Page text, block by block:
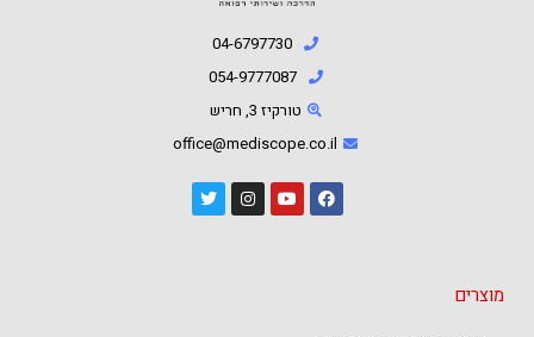
04-6797730
054-9777087⁩
טורקיז 3, חריש
office@mediscope.co.il
מוצרים